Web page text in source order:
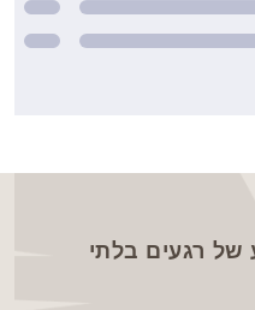
רגעים בלתי